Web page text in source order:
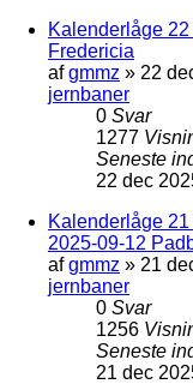
Kalenderlåge
Fredericia
afgmmz » 22
jernbaner
0 Svar
1277
Seneste
22 dec
Kalenderlåge
2025-09-12
afgmmz » 21
jernbaner
0 Svar
1256
Seneste
21 dec